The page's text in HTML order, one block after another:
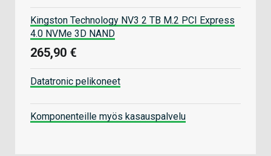
Kingston Technology NV3 2 TB M.2 PCI Express
4.0 NVMe 3D NAND
265,90 €
Datatronic pelikoneet
Komponenteille myös kasauspalvelu